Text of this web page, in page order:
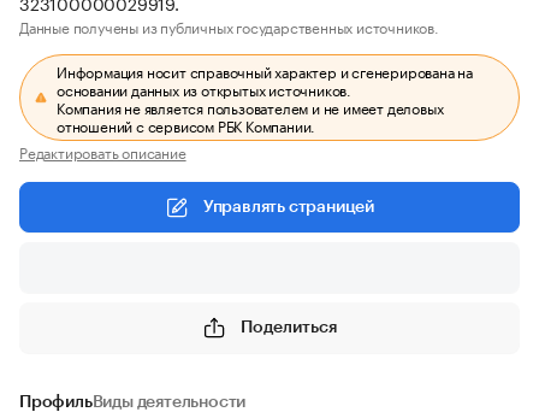
Данные получены из публичных государственных источников.
Информация носит справочный характер и сгенерирована на
основании данных из открытых источников.
Компания не является пользователем и не имеет деловых
отношений с сервисом РБК Компании.
Редактировать описание
Управлять страницей
Поделиться
ПрофильВиды деятельности